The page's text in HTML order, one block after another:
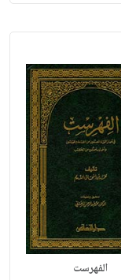
الفهرست